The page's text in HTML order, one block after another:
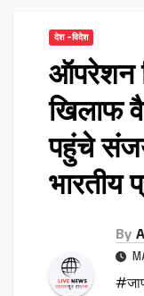
देश -विदेश
ऑपरेशन
खिलाफ
पहुंचे
भारतीय
By